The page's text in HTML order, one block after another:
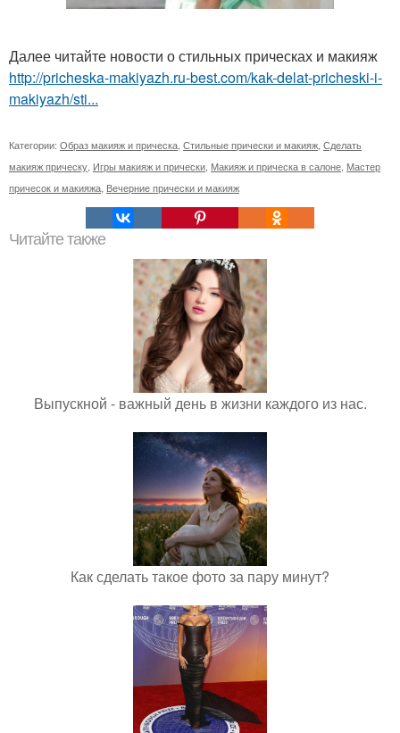
Далее читайте новости о стильных прическах и макияж
http://pricheska-makiyazh.ru-best.com/kak-delat-pricheski-i-
makiyazh/sti...
Категории: Образ макияж и прическа Стильные прически и макияж Сделать
макияж прическу Игры макияж и прически Макияж и прическа в салоне Мастер
причесок и макияжа Вечерние прически и макияж
Читайте также
Выпускной - важный день в жизни каждого из нас.
Как сделать такое фото за пару минут?